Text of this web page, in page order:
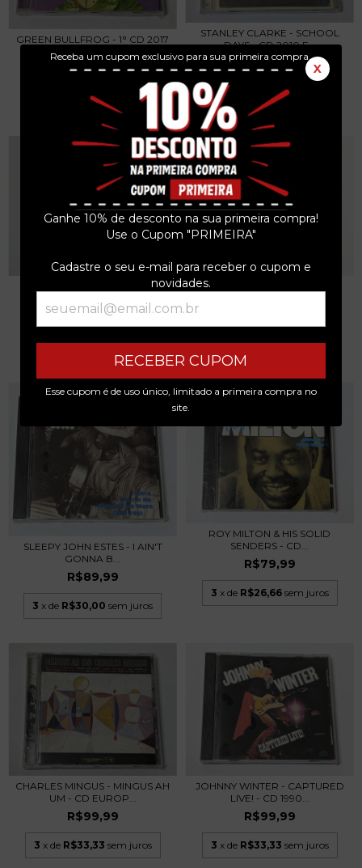
Receba um cupom exclusivo para sua primeira compra.
X
Ganhe 10% de desconto na sua primeira compra!
Use o Cupom "PRIMEIRA"
Cadastre o seu e-mail para receber o cupom e
novidades.
RECEBER CUPOM
Esse cupom é de uso único, limitado a primeira compra no
site.
GREEN BULLFROG - 1° CD 2017
UK DEEP PURP...
R$399,99
R$133,33 sem juros
STANLEY CLARKE - SCHOOL
DAYS - CD 2010 E...
R$79,99
3 x de R$26,66 sem juros
R$99,99
3 x deR$33,33 sem juros
HOWLIN' WOLF - THE REAL
3 x deR$33,33 sem juros
SLEEPY JOHN ESTES - I AIN'T
GONNA B...
R$89,99
3 x de R$30,00 sem juros
ROY MILTON & HIS SOLID
SENDERS - CD...
R$79,99
3 x de R$26,66 sem juros
CHARLES MINGUS - MINGUS AH
UM - CD EUROP...
R$99,99
3 x de R$33,33 sem juros
JOHNNY WINTER - CAPTURED
LIVE! - CD 1990...
R$99,99
3 x de R$33,33 sem juros